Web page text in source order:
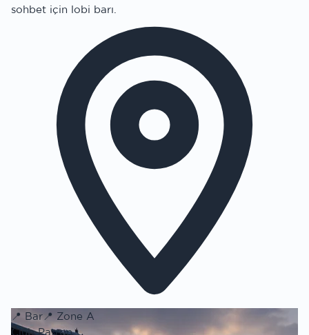
sohbet için lobi barı.
📍 Bar📍 Zone A
Club Patron